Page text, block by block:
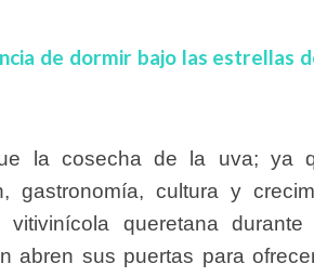
de dormir bajo las estrellas
la cosecha de la uva; ya
gastronomía, cultura y
queretana durante
abren sus puertas para